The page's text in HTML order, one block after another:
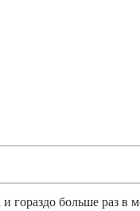
гораздо больше раз в